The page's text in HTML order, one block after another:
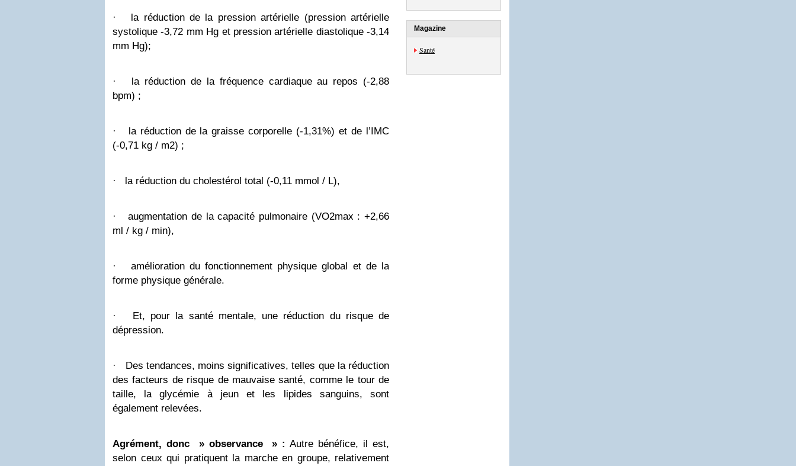
·
la réduction de la pression artérielle (pression artérielle
systolique -3,72 mm Hg et pression artérielle diastolique -3,14
mm Hg);
·
la réduction de la fréquence cardiaque au repos (-2,88
bpm) ;
·
la réduction de la graisse corporelle (-1,31%) et de l’IMC
(-0,71 kg / m2) ;
· la réduction du cholestérol total (-0,11 mmol / L),
·
augmentation de la capacité pulmonaire (VO2max : +2,66
ml / kg / min),
·
amélioration du fonctionnement physique global et de la
forme physique générale.
·
Et, pour la santé mentale, une réduction du risque de
dépression.
·
Des tendances, moins significatives, telles que la réduction
des facteurs de risque de mauvaise santé, comme le tour de
taille, la glycémie à jeun et les lipides sanguins, sont
également relevées.
Agrément, donc » observance » : Autre bénéfice, il est,
selon ceux qui pratiquent la marche en groupe, relativement
Magazine
Santé